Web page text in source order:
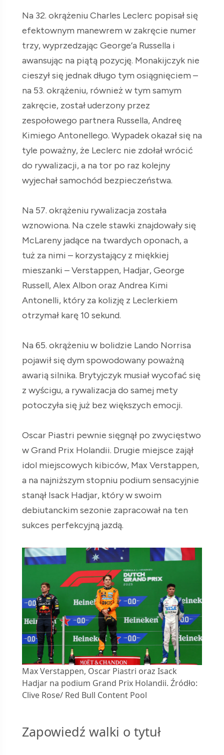
Na 32. okrążeniu Charles Leclerc popisał się
efektownym manewrem w zakręcie numer
trzy, wyprzedzając George’a Russella i
awansując na piątą pozycję. Monakijczyk nie
cieszył się jednak długo tym osiągnięciem –
na 53. okrążeniu, również w tym samym
zakręcie, został uderzony przez
zespołowego partnera Russella, Andreę
Kimiego Antonellego. Wypadek okazał się na
tyle poważny, że Leclerc nie zdołał wrócić
do rywalizacji, a na tor po raz kolejny
wyjechał samochód bezpieczeństwa.
Na 57. okrążeniu rywalizacja została
wznowiona. Na czele stawki znajdowały się
McLareny jadące na twardych oponach, a
tuż za nimi – korzystający z miękkiej
mieszanki – Verstappen, Hadjar, George
Russell, Alex Albon oraz Andrea Kimi
Antonelli, który za kolizję z Leclerkiem
otrzymał karę 10 sekund.
Na 65. okrążeniu w bolidzie Lando Norrisa
pojawił się dym spowodowany poważną
awarią silnika. Brytyjczyk musiał wycofać się
z wyścigu, a rywalizacja do samej mety
potoczyła się już bez większych emocji.
Oscar Piastri pewnie sięgnął po zwycięstwo
w Grand Prix Holandii. Drugie miejsce zajął
idol miejscowych kibiców, Max Verstappen,
a na najniższym stopniu podium sensacyjnie
stanął Isack Hadjar, który w swoim
debiutanckim sezonie zapracował na ten
sukces perfekcyjną jazdą.
Max Verstappen, Oscar Piastri oraz Isack
Hadjar na podium Grand Prix Holandii. Źródło:
Clive Rose/ Red Bull Content Pool
Zapowiedź walki o tytuł